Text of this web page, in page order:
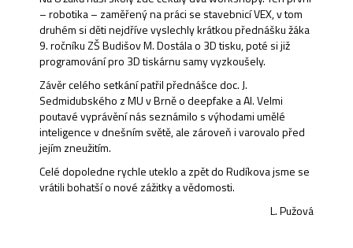
– robotika – zaměřený na práci se stavebnicí VEX, v tom
druhém si děti nejdříve vyslechly krátkou přednášku žáka
9. ročníku ZŠ Budišov M. Dostála o 3D tisku, poté si již
programování pro 3D tiskárnu samy vyzkoušely.
Závěr celého setkání patřil přednášce doc. J.
Sedmidubského z MU v Brně o deepfake a AI. Velmi
poutavé vyprávění nás seznámilo s výhodami umělé
inteligence v dnešním světě, ale zároveň i varovalo před
jejím zneužitím.
Celé dopoledne rychle uteklo a zpět do Rudíkova jsme se
vrátili bohatší o nové zážitky a vědomosti.
L. Pužová